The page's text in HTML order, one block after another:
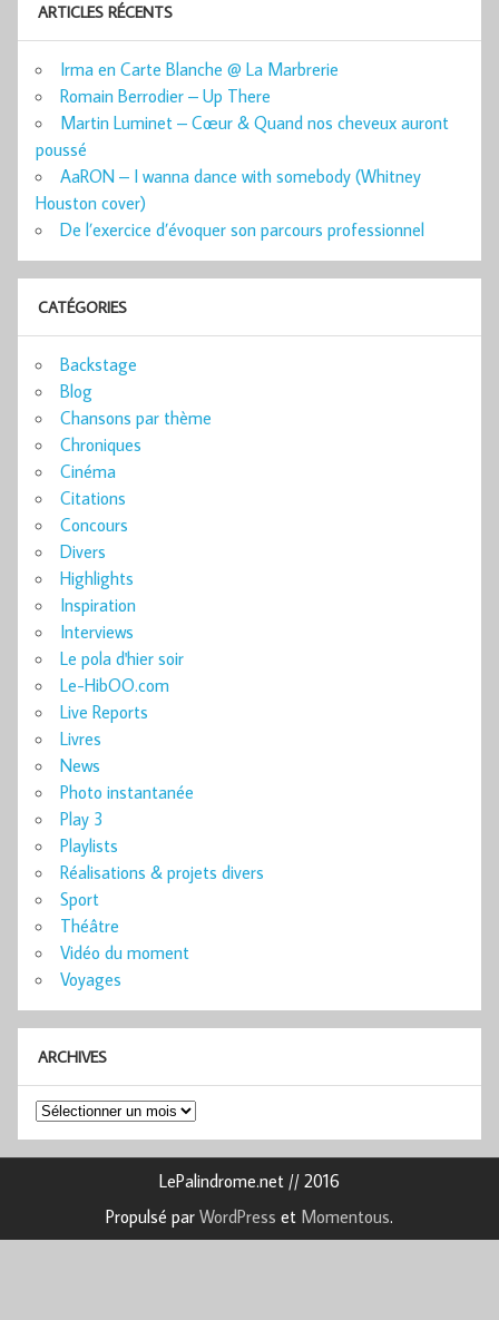
ARTICLES RÉCENTS
Irma en Carte Blanche @ La Marbrerie
Romain Berrodier – Up There
Martin Luminet – Cœur & Quand nos cheveux auront
poussé
AaRON – I wanna dance with somebody (Whitney
Houston cover)
De l’exercice d’évoquer son parcours professionnel
CATÉGORIES
Backstage
Blog
Chansons par thème
Chroniques
Cinéma
Citations
Concours
Divers
Highlights
Inspiration
Interviews
Le pola d'hier soir
Le-HibOO.com
Live Reports
Livres
News
Photo instantanée
Play 3
Playlists
Réalisations & projets divers
Sport
Théâtre
Vidéo du moment
Voyages
ARCHIVES
Archives
LePalindrome.net // 2016
Propulsé par WordPress et Momentous.